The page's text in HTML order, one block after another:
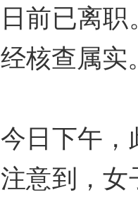
日前已离
经核查属实。
今日下午，
注意到，女